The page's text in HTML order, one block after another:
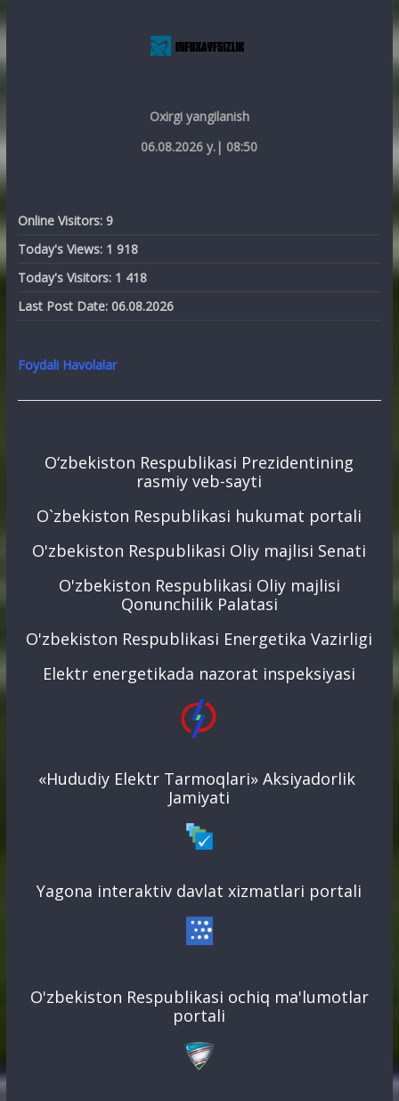
Oxirgi yangilanish
06.08.2026 y.| 08:50
Online Visitors: 9
Today's Views: 1 918
Today's Visitors: 1 418
Last Post Date: 06.08.2026
Foydali Havolalar
O‘zbekiston Respublikasi Prezidentining
rasmiy veb-sayti
O`zbekiston Respublikasi hukumat portali
O'zbekiston Respublikasi Oliy majlisi Senati
O'zbekiston Respublikasi Oliy majlisi
Qonunchilik Palatasi
O'zbekiston Respublikasi Energetika Vazirligi
Elektr energetikada nazorat inspeksiyasi
«Hududiy Elektr Tarmoqlari» Aksiyadorlik
Jamiyati
Yagona interaktiv davlat xizmatlari portali
O'zbekiston Respublikasi ochiq ma'lumotlar
portali